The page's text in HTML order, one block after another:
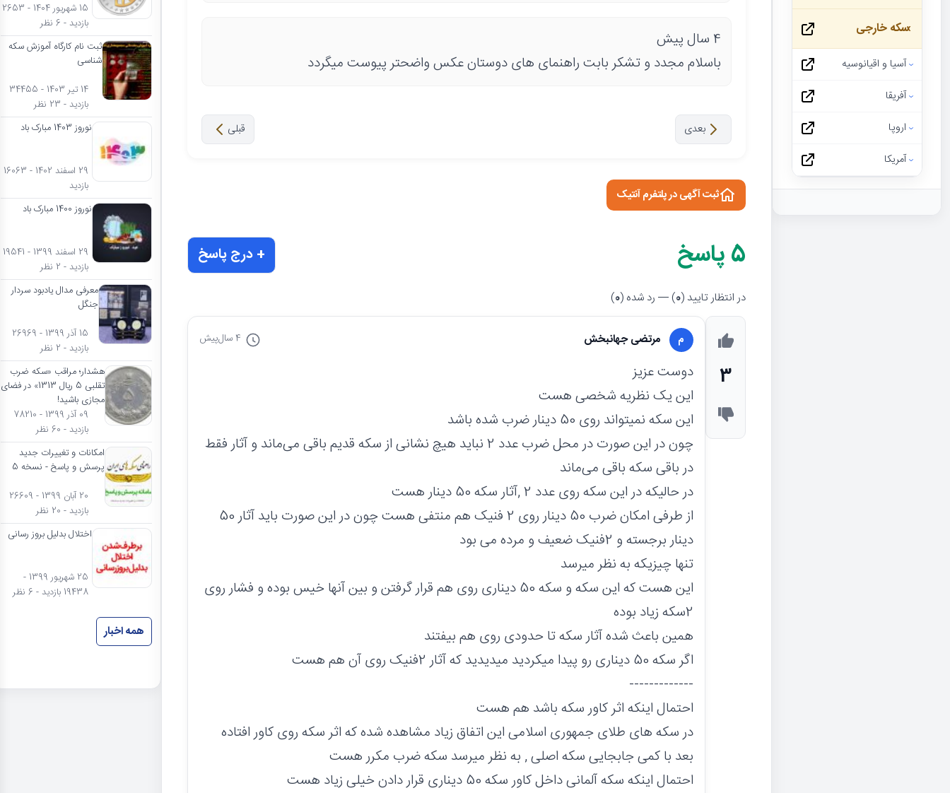
4 سال پیش
باسلام مجدد و تشکر بابت راهنمای های دوستان عکس واضحتر پیوست میگردد
قبلی بعدی
ثبت آگهی در پلتفرم آنتیک
5پاسخ + درج پاسخ
در انتظار تایید (0) — رد شده (0
)
3
م مرتضی جهانبخش 4 سال پیش
دوست عزیز
این یک نظریه شخصی هست
این سکه نمیتواند روی 50 دینار ضرب شده باشد
چون در این صورت در محل ضرب عدد 2 نباید هیچ نشانی از سکه قدیم باقی می‌ماند و آثار فقط
در باقی سکه باقی می‌ماند
در حالیکه در این سکه روی عدد 2 ,آثار سکه 50 دینار هست
از طرفی امکان ضرب 50 دینار روی 2 فنیک هم منتفی هست چون در این صورت باید آثار 50
دینار برجسته و 2فنیک ضعیف و مرده می بود
تنها چیزیکه به نظر میرسد
این هست که این سکه و سکه 50 دیناری روی هم قرار گرفتن و بین آنها خیس بوده و فشار روی
2سکه زیاد بوده
همین باعث شده آثار سکه تا حدودی روی هم بیفتند
اگر سکه 50 دیناری رو پیدا میکردید میدیدید که آثار 2فنیک روی آن هم هست
-------------
احتمال اینکه اثر کاور سکه باشد هم هست
در سکه های طلای جمهوری اسلامی این اتفاق زیاد مشاهده شده که اثر سکه روی کاور افتاده
بعد با کمی جابجایی سکه اصلی , به نظر میرسد سکه ضرب مکرر هست
احتمال اینکه سکه آلمانی داخل کاور سکه 50 دیناری قرار دادن خیلی زیاد هست
15 شهریور 1404 - 2653
بازدید - 6 نظر
ثبت نام کارگاه آموزش سکه
شناسی
14 تیر 1403 - 34455
بازدید - 23 نظر
نوروز 1403 مبارک باد
29 اسفند 1402 - 16063
بازدید
نوروز 1400 مبارک باد
29 اسفند 1399 - 19541
بازدید - 2 نظر
معرفی مدال یادبود سردار
جنگل
15 آذر 1399 - 26969
بازدید - 2 نظر
هشدار؛ مراقب «سکه ضرب
تقلبی 5 ریال 1313» در فضای
مجازی باشید!
09 آذر 1399 - 78210
بازدید - 60 نظر
امکانات و تغییرات جدید
پرسش و پاسخ - نسخه 5
20 آبان 1399 - 26609
بازدید - 20 نظر
اختلال بدلیل بروز رسانی
25 شهریور 1399 -
19438 بازدید - 6 نظر
همه اخبار
سکه خارجی
آسیا و اقیانوسیه
آفریقا
اروپا
آمریکا